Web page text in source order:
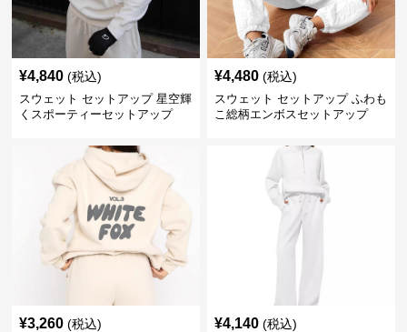
¥4,840 (税込)
スウェット セットアップ 星空輝
くスポーティーセットアップ
¥4,480 (税込)
スウェット セットアップ ふわも
こ総柄エンボスセットアップ
¥3,260 (税込) ¥4,140 (税込)